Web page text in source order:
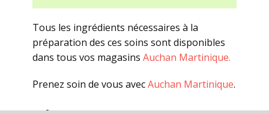
Tous les ingrédients nécessaires à la
préparation des ces soins sont disponibles
dans tous vos magasins Auchan Martinique.
Prenez soin de vous avecAuchan Martinique.